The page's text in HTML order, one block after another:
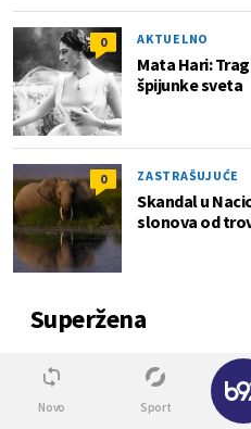
0 AKTUELNO
Mata Hari:
špijunke sveta
0 ZASTRAŠUJUĆE
Skandal u
slonova od
Superžena
Novo Sport
✕